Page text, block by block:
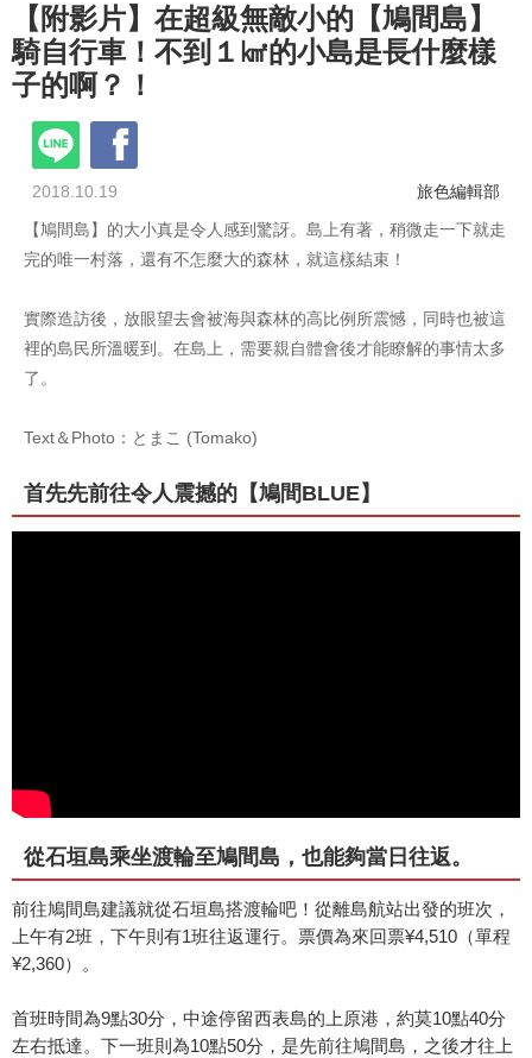
【附影片】在超級無敵小的【鳩間島】
騎自行車！不到１㎢的小島是長什麼樣
子的啊？！
2018.10.19
旅色編輯部
【鳩間島】的大小真是令人感到驚訝。島上有著，稍微走一下就走
完的唯一村落，還有不怎麼大的森林，就這樣結束！
實際造訪後，放眼望去會被海與森林的高比例所震憾，同時也被這
裡的島民所溫暖到。在島上，需要親自體會後才能瞭解的事情太多
了。
Text＆Photo：とまこ (Tomako)
首先先前往令人震撼的【鳩間BLUE】
從石垣島乘坐渡輪至鳩間島，也能夠當日往返。
前往鳩間島建議就從石垣島搭渡輪吧！從離島航站出發的班次，
上午有2班，下午則有1班往返運行。票價為來回票¥4,510（單程
¥2,360）。
首班時間為9點30分，中途停留西表島的上原港，約莫10點40分
左右抵達。下一班則為10點50分，是先前往鳩間島，之後才往上